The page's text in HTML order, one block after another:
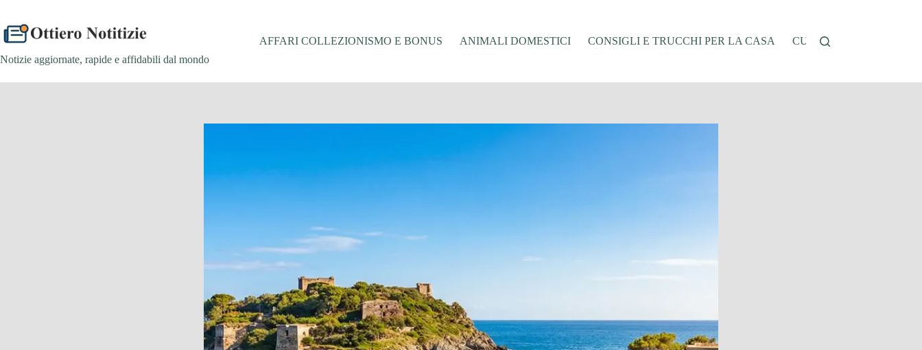
contenuto
Notizie aggiornate, rapide e affidabili dal mondo
AFFARI COLLEZIONISMO E BONUS ANIMALI DOMESTICI CONSIGLI E TRUCCHI PER LA CASA CUCINA E RICETTE